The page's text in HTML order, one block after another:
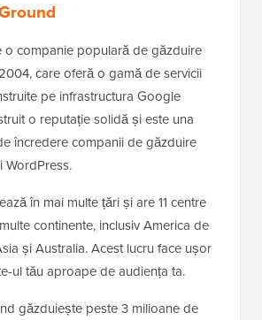
o companie populară de găzduire
care oferă o gamă de servicii
pe infrastructura Google
o reputație solidă și este una
încredere companii de găzduire
WordPress.
în mai multe țări și are 11 centre
continente, inclusiv America de
și Australia. Acest lucru face ușor
ul tău aproape de audiența ta.
găzduiește peste 3 milioane de